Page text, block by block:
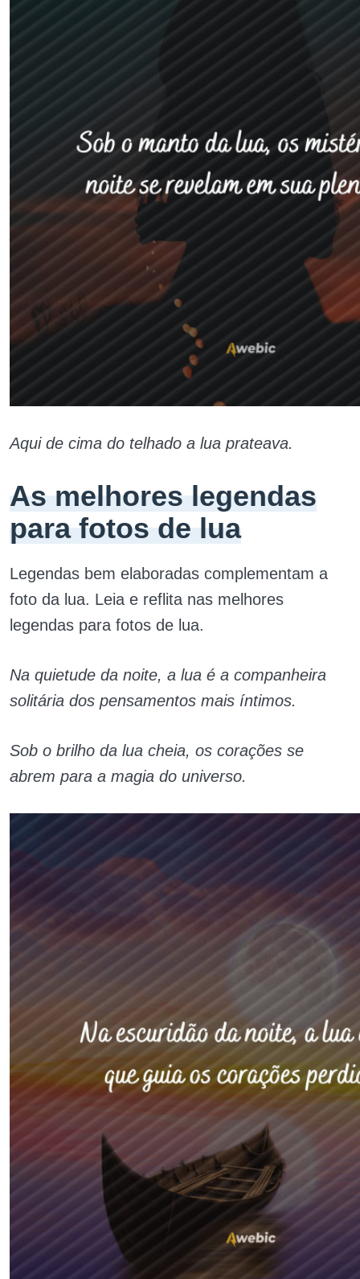
Aqui de cima do telhado a lua prateava.
As melhores legendas
para fotos de lua
Legendas bem elaboradas complementam a
foto da lua. Leia e reflita nas melhores
legendas para fotos de lua.
Na quietude da noite, a lua é a companheira
solitária dos pensamentos mais íntimos.
Sob o brilho da lua cheia, os corações se
abrem para a magia do universo.